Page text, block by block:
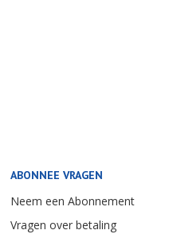
ABONNEE VRAGEN
Neem een Abonnement
Vragen over betaling